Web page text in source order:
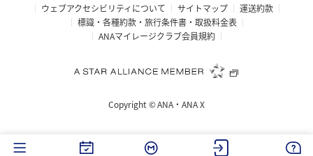
ウェブアクセシビリティについて
サイトマップ
運送約款
標識・各種約款・旅行条件書・取扱料金表
ANAマイレージクラブ会員規約
Copyright ©ANA・ANA X